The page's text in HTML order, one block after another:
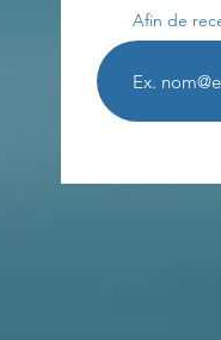
Afin de